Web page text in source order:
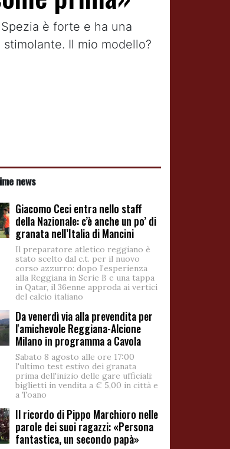
è forte e ha una
Il mio modello?
news
Giacomo Ceci entra nello staff
della Nazionale: c’è anche un po’ di
granata nell’Italia di Mancini
Il preparatore atletico reggiano è
stato scelto dal c.t. per il nuovo
corso azzurro: dopo l’esperienza
alla Reggiana in Serie B e una tappa
in Qatar, il 36enne approda ai vertici
del calcio italiano
Da venerdì via alla prevendita per
l'amichevole Reggiana-Alcione
Milano in programma a Cavola
Sabato 8 agosto alle ore 17:00
l'ultimo test estivo dei granata
prima dell'inizio delle gare ufficiali:
biglietti in vendita a € 5,00 in città e
a Toano
Il ricordo di Pippo Marchioro nelle
parole dei suoi ragazzi: «Persona
fantastica, un secondo papà»